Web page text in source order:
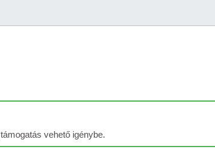
támogatás vehető igénybe.